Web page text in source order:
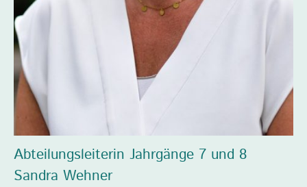
Abteilungsleiterin Jahrgänge 7 und 8
Sandra Wehner